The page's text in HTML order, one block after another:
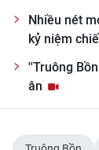
Bắc Trung
Duyên hải
Nguyên
Nhiều nét
kỷ niệm
''Truông
ân